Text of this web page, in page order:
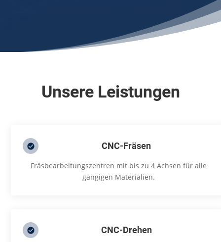
Unsere Leistungen
CNC-Fräsen
Fräsbearbeitungszentren mit bis zu 4 Achsen für alle
gängigen Materialien.
CNC-Drehen